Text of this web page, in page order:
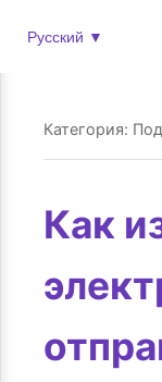
Русский ▼
Категория:
Как